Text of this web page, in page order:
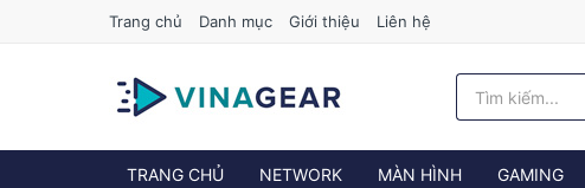
Trang chủ Danh mục Giới thiệu Liên hệ
TRANG CHỦ NETWORK MÀN HÌNH GAMING